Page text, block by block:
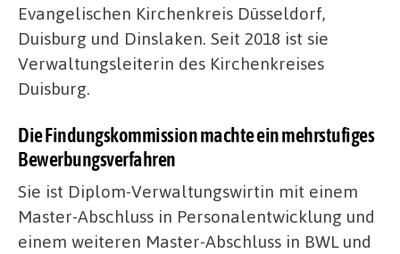
Evangelischen Kirchenkreis Düsseldorf,
Duisburg und Dinslaken. Seit 2018 ist sie
Verwaltungsleiterin des Kirchenkreises
Duisburg.
Die Findungskommission machte ein mehrstufiges
Bewerbungsverfahren
Sie ist Diplom-Verwaltungswirtin mit einem
Master-Abschluss in Personalentwicklung und
einem weiteren Master-Abschluss in BWL und